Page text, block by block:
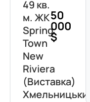
49 кв.
м. ЖК
Spring
Town
New
Riviera
(Виставка)
Хмельницький
50
000
$